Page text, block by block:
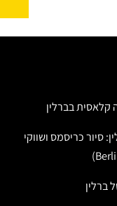
קלאסית בברלין
סיור כריסמס ושווקי
ברלין